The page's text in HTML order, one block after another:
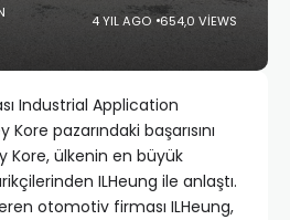
4 YIL AGO 654,0 VIEWS
Industrial Application
pazarındaki başarısını
Kore, ülkenin en büyük
ILHeung ile anlaştı.
otomotiv firması ILHeung,